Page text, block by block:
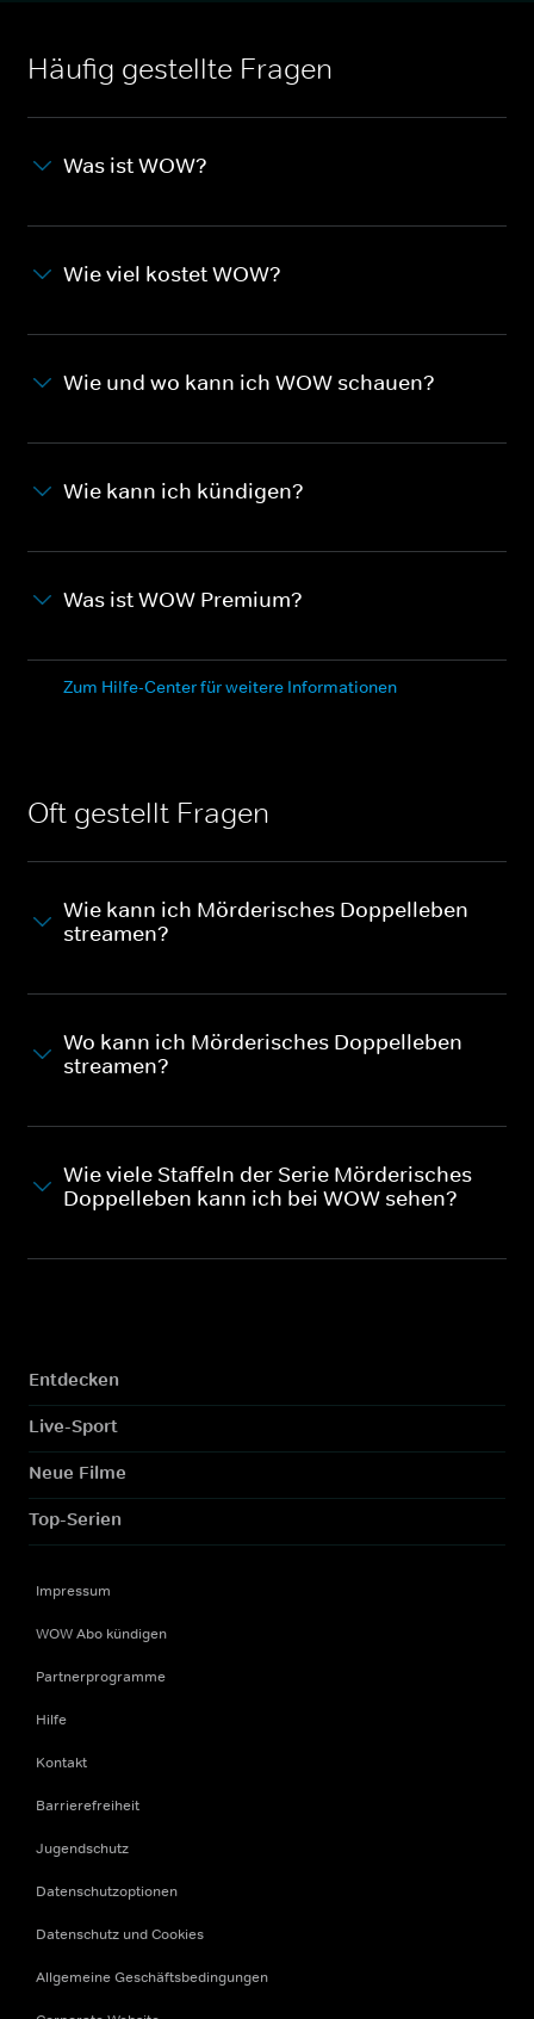
Häufig gestellte Fragen
Was ist WOW?
Wie viel kostet WOW?
Wie und wo kann ich WOW schauen?
Wie kann ich kündigen?
Was ist WOW Premium?
Zum Hilfe-Center für weitere Informationen
Oft gestellt Fragen
Wie kann ich Mörderisches Doppelleben
streamen?
Wo kann ich Mörderisches Doppelleben
streamen?
Wie viele Staffeln der Serie Mörderisches
Doppelleben kann ich bei WOW sehen?
Entdecken
Live-Sport
Neue Filme
Top-Serien
Impressum
WOW Abo kündigen
Partnerprogramme
Hilfe
Kontakt
Barrierefreiheit
Jugendschutz
Datenschutzoptionen
Datenschutz und Cookies
Allgemeine Geschäftsbedingungen